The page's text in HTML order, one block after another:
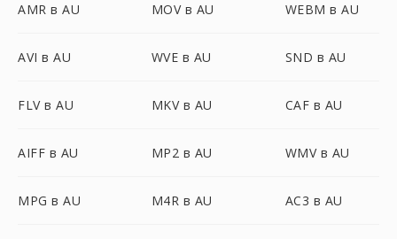
AMR в AU MOV в AU WEBM в AU
AVI в AU WVE в AU SND в AU
FLV в AU MKV в AU CAF в AU
AIFF в AU MP2 в AU WMV в AU
MPG в AU M4R в AU AC3 в AU